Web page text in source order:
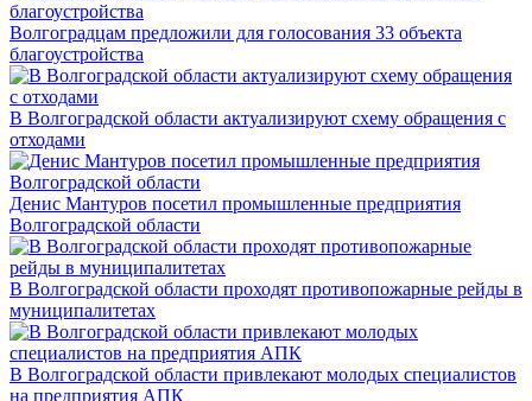
Волгоградцам предложили для голосования 33 объекта
благоустройства
В Волгоградской области актуализируют схему обращения с
отходами
Денис Мантуров посетил промышленные предприятия
Волгоградской области
В Волгоградской области проходят противопожарные рейды в
муниципалитетах
В Волгоградской области привлекают молодых специалистов
на предприятия АПК